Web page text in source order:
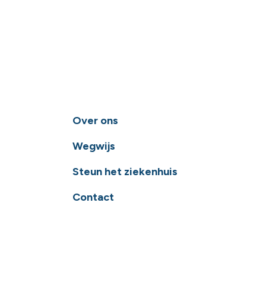
Over ons
Wegwijs
Steun het ziekenhuis
Contact